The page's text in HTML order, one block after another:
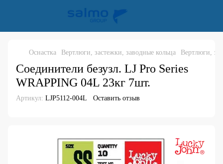
Оснастка Вертлюги, застежки, заводные кольца Вертлюги,
Соединители безузл. LJ Pro Series
WRAPPING 04L 23кг 7шт.
Артикул: LJP5112-004L Оставить отзыв